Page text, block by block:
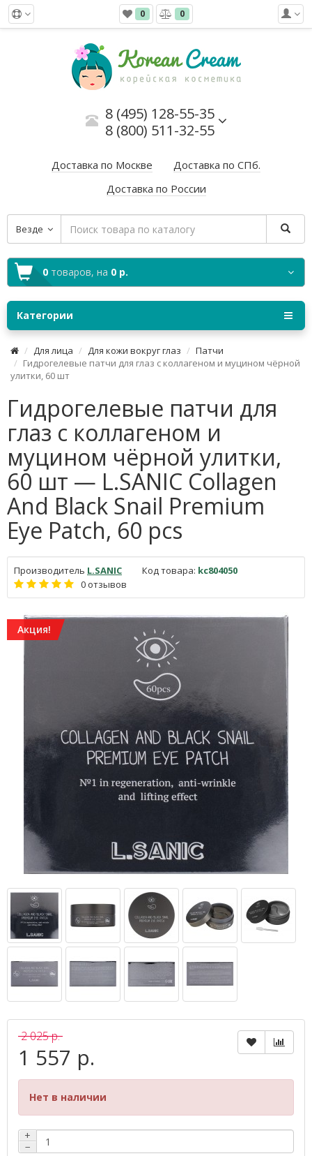
0 0
8 (495) 128-55-35
8 (800) 511-32-55
Доставка по Москве
Доставка по СПб.
Доставка по России
Везде
0 товаров, на 0 р.
Категории
Для лица Для кожи вокруг глаз
Патчи
Гидрогелевые патчи для глаз с коллагеном и муцином чёрной
улитки, 60 шт
Гидрогелевые патчи для
глаз с коллагеном и
муцином чёрной улитки,
60 шт — L.SANIC Collagen
Аnd Black Snail Premium
Eye Patch, 60 pcs
Производитель L.SANIC Код товара: kc804050
0 отзывов
Акция!
2 025 р.
1 557 р.
Нет в наличии
+
−